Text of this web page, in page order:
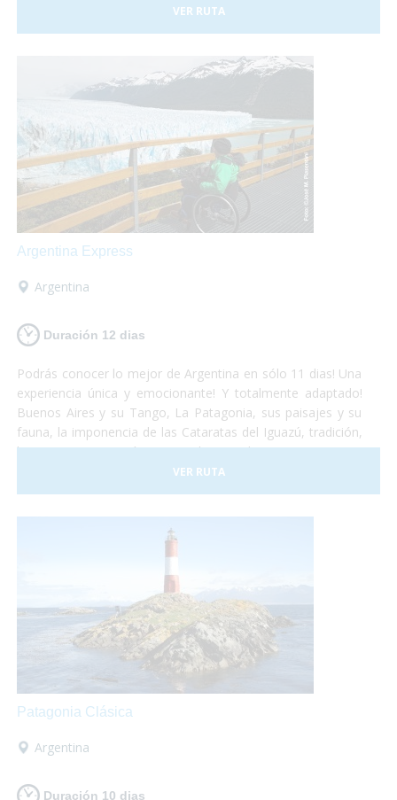
del Glaciar Perito Moreno, te emocionarás al sentir la
presencia de las ballenas a tu alrededor y podrás disfrutar
animas? Turismo accesible con todas las garantías!
VER RUTA
Argentina Express
Argentina
Duración 12 dias
Podrás conocer lo mejor de Argentina en sólo 11 dias! Una
experiencia única y emocionante! Y totalmente adaptado!
Buenos Aires y su Tango, La Patagonia, sus paisajes y su
fauna, la imponencia de las Cataratas del Iguazú, tradición,
historia, gastronomía y naturaleza, todo se conjuga para
hacer de este viaje una vivencia inolvidable! Anímate a
sumergirte en este maravilloso país. Nosotros te llevamos!
VER RUTA
Patagonia Clásica
Argentina
Duración 10 dias